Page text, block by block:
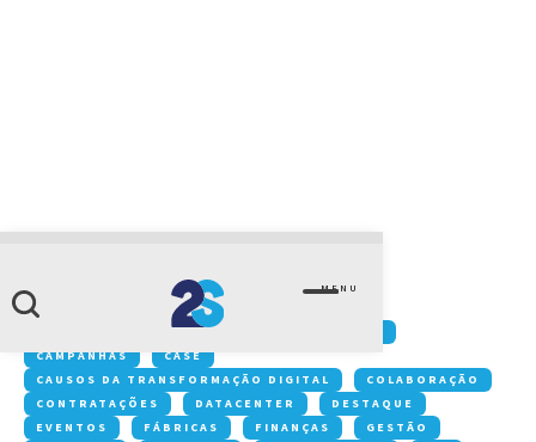
MENU
leis trabalhistas
ACONTECE NA 2S
CAMPANHAS
CASE
CAUSOS DA TRANSFORMAÇÃO DIGITAL
COLABORAÇÃO
CONTRATAÇÕES
DATACENTER
DESTAQUE
EVENTOS
FÁBRICAS FINANÇAS
GESTÃO